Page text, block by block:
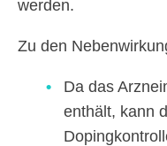
werden.
Zu den
Da das
enthält, kann